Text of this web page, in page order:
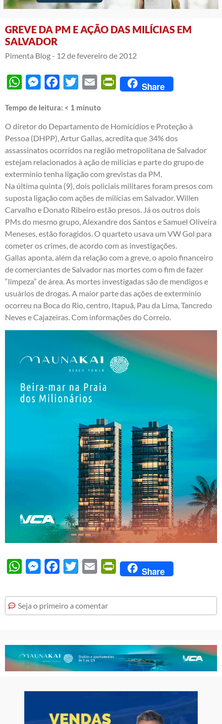
GREVE DA PM E AÇÃO DAS MILÍCIAS EM
SALVADOR
Pimenta Blog - 12 de fevereiro de 2012
WhatsAppMessengerFacebook
Twitter Email PrintFriendly
Share
Tempo de leitura: < 1 minuto
O diretor do Departamento de Homicídios e Proteção à
Pessoa (DHPP), Artur Gallas, acredita que 34% dos
assassinatos ocorridos na região metropolitana de Salvador
estejam relacionados à ação de milícias e parte do grupo de
extermínio tenha ligação com grevistas da PM.
Na última quinta (9), dois policiais militares foram presos com
suposta ligação com ações de milícias em Salvador. Willen
Carvalho e Donato Ribeiro estão presos. Já os outros dois
PMs do mesmo grupo, Alexandre dos Santos e Samuel Oliveira
Meneses, estão foragidos. O quarteto usava um VW Gol para
cometer os crimes, de acordo com as investigações.
Gallas aponta, além da relação com a greve, o apoio financeiro
de comerciantes de Salvador nas mortes com o fim de fazer
“limpeza” de área. As mortes investigadas são de mendigos e
usuários de drogas. A maior parte das ações de extermínio
ocorreu na Boca do Rio, centro, Itapuã, Pau da Lima, Tancredo
Neves e Cajazeiras. Com informações do Correio.
WhatsAppMessengerFacebook
Twitter Email PrintFriendly
Share
Seja o primeiro a comentar